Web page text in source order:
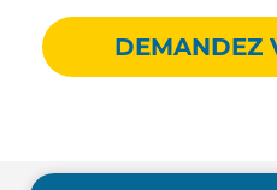
DEMANDEZ